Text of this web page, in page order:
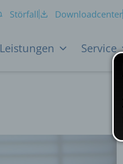
Störfall Downloadcenter
Leistungen Service